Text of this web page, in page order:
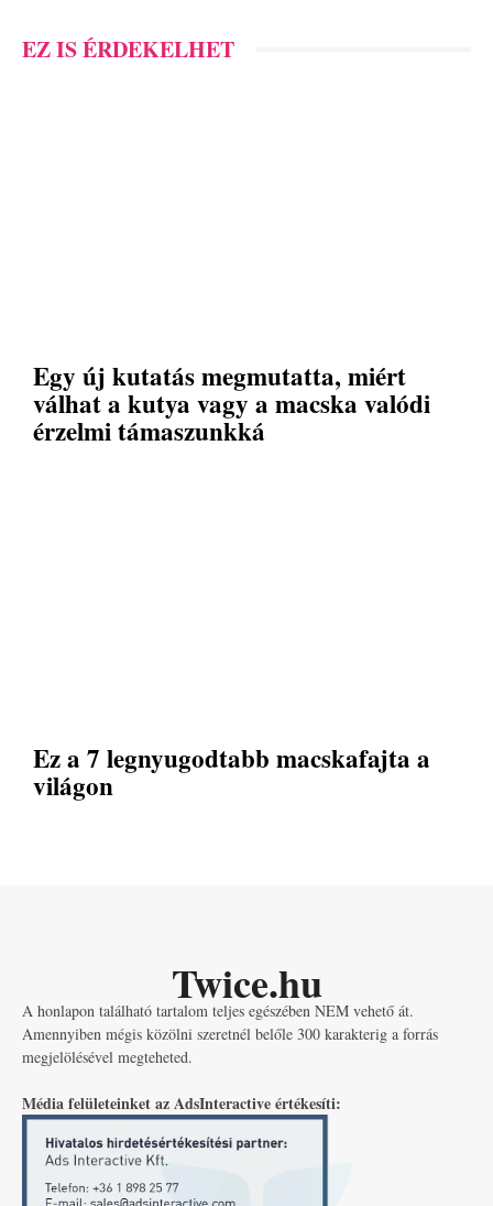
EZ IS ÉRDEKELHET
Egy új kutatás megmutatta, miért
válhat a kutya vagy a macska valódi
érzelmi támaszunkká
Ez a 7 legnyugodtabb macskafajta a
világon
Twice.hu
A honlapon található tartalom teljes egészében NEM vehető át.
Amennyiben mégis közölni szeretnél belőle 300 karakterig a forrás
megjelölésével megteheted.
Média felületeinket az AdsInteractive értékesíti: